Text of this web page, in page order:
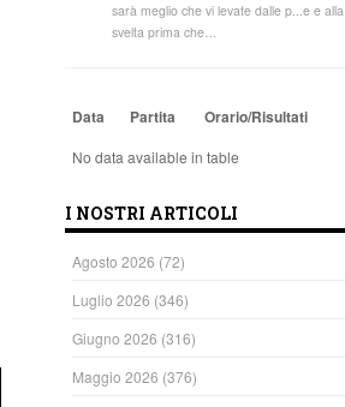
sarà meglio che vi levate dalle p...e e alla
svelta prima che…
Data Partita Orario/Risultati
No data available in table
I NOSTRI ARTICOLI
Agosto 2026 (72)
Luglio 2026 (346)
Giugno 2026 (316)
Maggio 2026 (376)